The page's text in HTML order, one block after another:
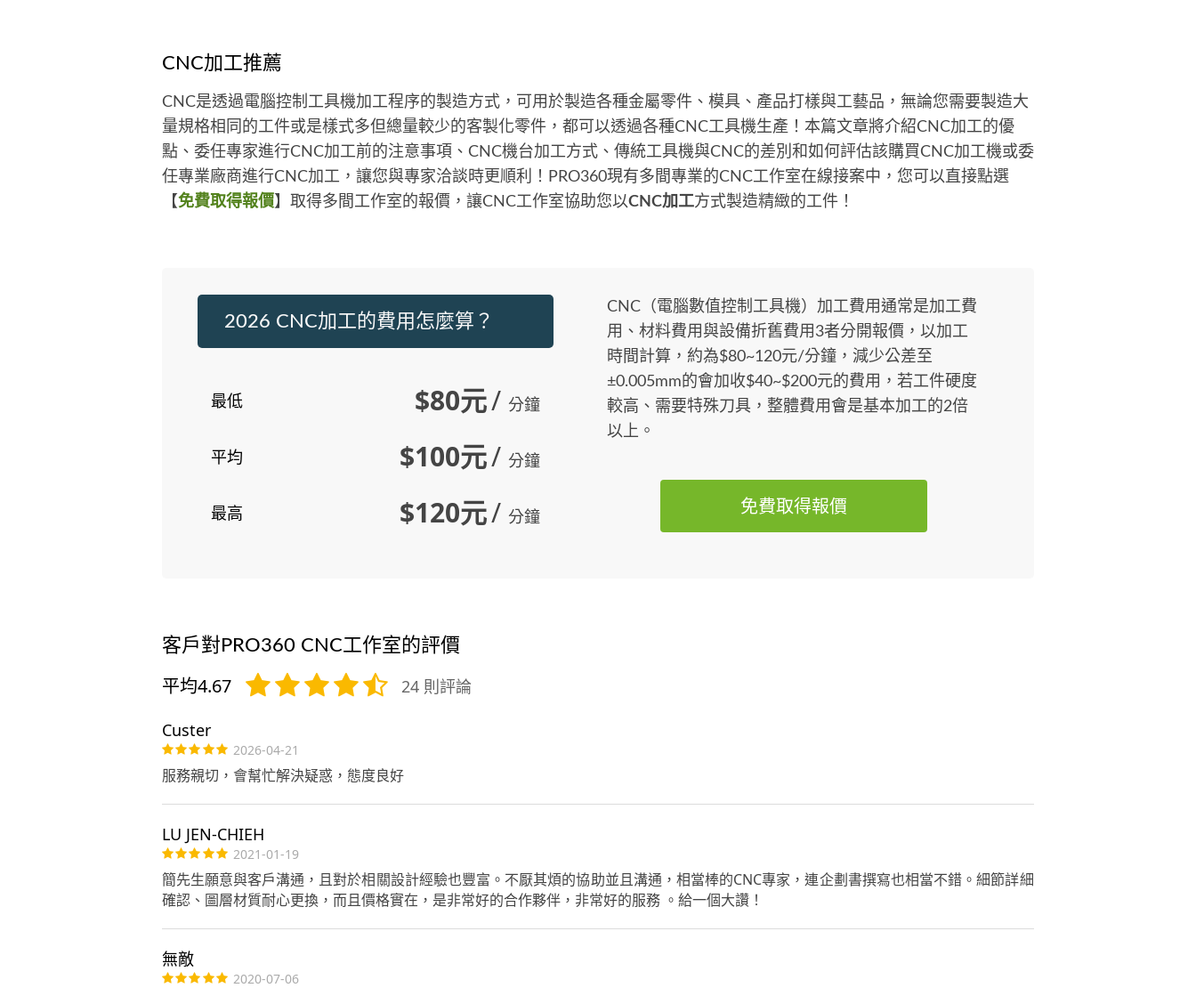
CNC加工推薦
CNC是透過電腦控制工具機加工程序的製造方式，可用於製造各種金屬零件、模具、產品打樣與工藝品，無論您需要製造大
量規格相同的工件或是樣式多但總量較少的客製化零件，都可以透過各種CNC工具機生產！本篇文章將介紹CNC加工的優
點、委任專家進行CNC加工前的注意事項、CNC機台加工方式、傳統工具機與CNC的差別和如何評估該購買CNC加工機或委
任專業廠商進行CNC加工，讓您與專家洽談時更順利！PRO360現有多間專業的CNC工作室在線接案中，您可以直接點選
【免費取得報價】取得多間工作室的報價，讓CNC工作室協助您以CNC加工方式製造精緻的工件！
2026 CNC加工的費用怎麼算？
最低 $80元/ 分鐘
平均 $100元/ 分鐘
最高 $120元/ 分鐘
CNC（電腦數值控制工具機）加工費用通常是加工費
用、材料費用與設備折舊費用3者分開報價，以加工
時間計算，約為$80~120元/分鐘，減少公差至
±0.005mm的會加收$40~$200元的費用，若工件硬度
較高、需要特殊刀具，整體費用會是基本加工的2倍
以上。
免費取得報價
客戶對PRO360 CNC工作室的評價
平均4.67 24 則評論
Custer
2026-04-21
服務親切，會幫忙解決疑惑，態度良好
LU JEN-CHIEH
2021-01-19
簡先生願意與客戶溝通，且對於相關設計經驗也豐富。不厭其煩的協助並且溝通，相當棒的CNC專家，連企劃書撰寫也相當不錯。細節詳細
確認、圖層材質耐心更換，而且價格實在，是非常好的合作夥伴，非常好的服務 。給一個大讚！
無敵
2020-07-06